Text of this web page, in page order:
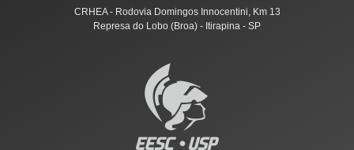
CRHEA - Rodovia Domingos Innocentini, Km 13
Represa do Lobo (Broa) - Itirapina - SP